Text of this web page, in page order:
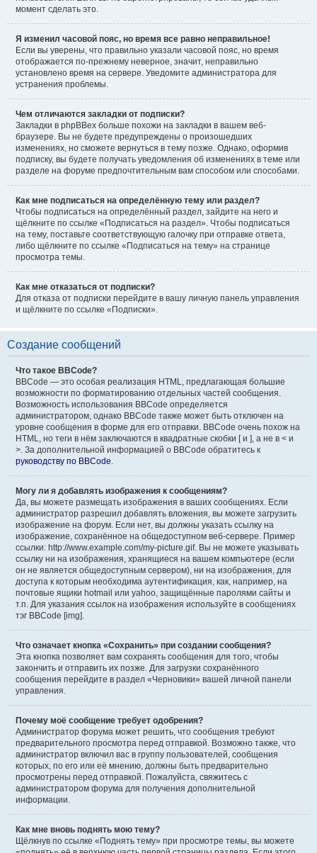
момент сделать это.
Я изменил часовой пояс, но время все равно неправильное!
Если вы уверены, что правильно указали часовой пояс, но время
отображается по-прежнему неверное, значит, неправильно
установлено время на сервере. Уведомите администратора для
устранения проблемы.
Чем отличаются закладки от подписки?
Закладки в phpBBex больше похожи на закладки в вашем веб-
браузере. Вы не будете предупреждены о произошедших
изменениях, но сможете вернуться в тему позже. Однако, оформив
подписку, вы будете получать уведомления об изменениях в теме или
разделе на форуме предпочтительным вам способом или способами.
Как мне подписаться на определённую тему или раздел?
Чтобы подписаться на определённый раздел, зайдите на него и
щёлкните по ссылке «Подписаться на раздел». Чтобы подписаться
на тему, поставьте соответствующую галочку при отправке ответа,
либо щёлкните по ссылке «Подписаться на тему» на странице
просмотра темы.
Как мне отказаться от подписки?
Для отказа от подписки перейдите в вашу личную панель управления
и щёлкните по ссылке «Подписки».
Создание сообщений
Что такое BBCode?
BBCode — это особая реализация HTML, предлагающая большие
возможности по форматированию отдельных частей сообщения.
Возможность использования BBCode определяется
администратором, однако BBCode также может быть отключен на
уровне сообщения в форме для его отправки. BBCode очень похож на
HTML, но теги в нём заключаются в квадратные скобки [ и ], а не в < и
>. За дополнительной информацией о BBCode обратитесь к
руководству по BBCode
Могу ли я добавлять изображения к сообщениям?
Да, вы можете размещать изображения в ваших сообщениях. Если
администратор разрешил добавлять вложения, вы можете загрузить
изображение на форум. Если нет, вы должны указать ссылку на
изображение, сохранённое на общедоступном веб-сервере. Пример
ссылки: http://www.example.com/my-picture.gif. Вы не можете указывать
ссылку ни на изображения, хранящиеся на вашем компьютере (если
он не является общедоступным сервером), ни на изображения, для
доступа к которым необходима аутентификация, как, например, на
почтовые ящики hotmail или yahoo, защищённые паролями сайты и
т.п. Для указания ссылок на изображения используйте в сообщениях
тэг BBCode [img].
Что означает кнопка «Сохранить» при создании сообщения?
Эта кнопка позволяет вам сохранять сообщения для того, чтобы
закончить и отправить их позже. Для загрузки сохранённого
сообщения перейдите в раздел «Черновики» вашей личной панели
управления.
Почему моё сообщение требует одобрения?
Администратор форума может решить, что сообщения требуют
предварительного просмотра перед отправкой. Возможно также, что
администратор включил вас в группу пользователей, сообщения
которых, по его или её мнению, должны быть предварительно
просмотрены перед отправкой. Пожалуйста, свяжитесь с
администратором форума для получения дополнительной
информации.
Как мне вновь поднять мою тему?
Щёлкнув по ссылке «Поднять тему» при просмотре темы, вы можете